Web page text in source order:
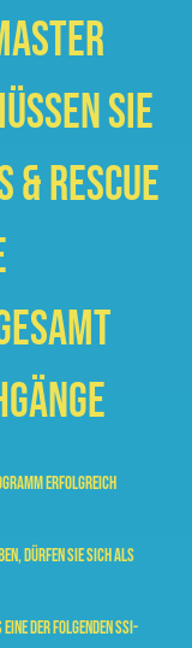
Sie
& Rescue
erfolgreich
dürfen Sie sich als
der folgenden SSI-